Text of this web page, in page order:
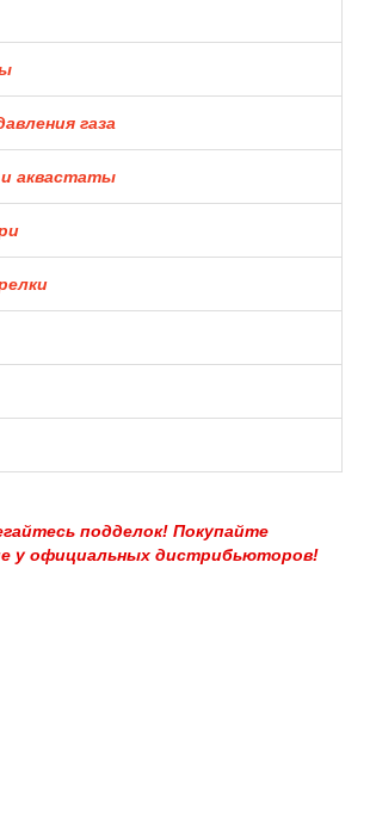
газа
аквастаты
подделок! Покупайте
у официальных дистрибьюторов!